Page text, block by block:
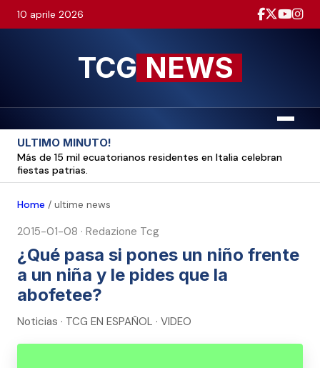
10 aprile 2026
TCG NEWS
Menu
ULTIMO MINUTO!
Más de 15 mil ecuatorianos residentes en Italia celebran
fiestas patrias.
Home / ultime news
2015-01-08 · Redazione Tcg
¿Qué pasa si pones un niño frente
a un niña y le pides que la
abofetee?
Noticias · TCG EN ESPAÑOL · VIDEO